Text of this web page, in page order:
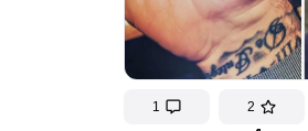
2
1